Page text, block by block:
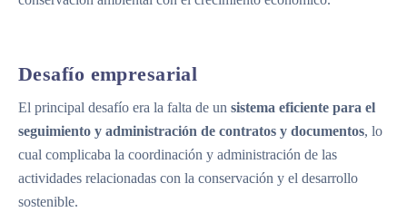
Desafío empresarial
El principal desafío era la falta de un sistema eficiente para el
seguimiento y administración de contratos y documentos, lo
cual complicaba la coordinación y administración de las
actividades relacionadas con la conservación y el desarrollo
sostenible.